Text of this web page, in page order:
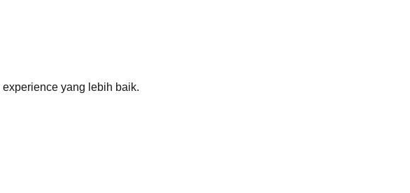
experience yang lebih baik.